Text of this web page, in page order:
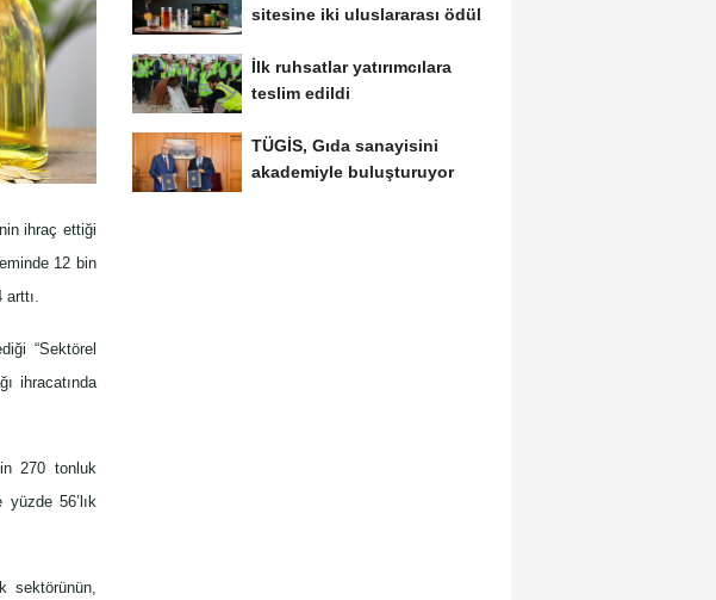
ihraç ettiği
12 bin
“Sektörel
ihracatında
270 tonluk
56’lık
sektörünün,
sitesine iki uluslararası ödül
İlk ruhsatlar yatırımcılara
teslim edildi
TÜGİS, Gıda sanayisini
akademiyle buluşturuyor